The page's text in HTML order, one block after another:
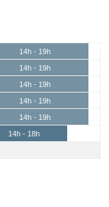
14h - 19h
14h - 19h
14h - 19h
14h - 19h
14h - 19h
14h - 18h